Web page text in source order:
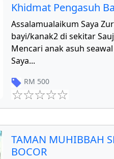
Khidmat Pengasuh
Assalamualaikum Saya
bayi/kanak2 di sekitar
Mencari anak asuh
Saya...
RM 500
TAMAN MUHIBBAH
BOCOR